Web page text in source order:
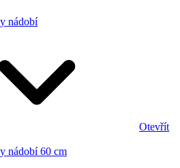
nádobí
Otevřít
nádobí 60 cm